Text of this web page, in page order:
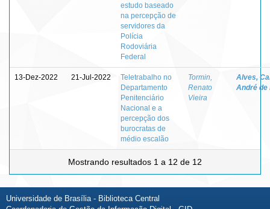
estudo baseado
na percepção de
servidores da
Polícia
Rodoviária
Federal
13-Dez-2022 21-Jul-2022
Teletrabalho no
Departamento
Penitenciário
Nacional e a
percepção dos
burocratas de
médio escalão
Tormin,
Renato
Vieira
Alves,
André de
Mostrando resultados 1 a 12 de 12
Universidade de Brasília - Biblioteca Central